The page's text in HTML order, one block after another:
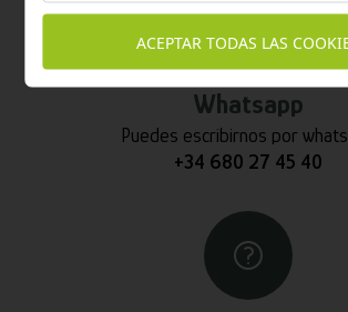
Whatsapp
Puedes escribirnos por
+34 680 27 45 40
ACEPTAR TODAS LAS